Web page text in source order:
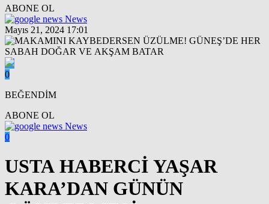
ABONE OL
News
Mayıs 21, 2024 17:01
0
BEĞENDİM
ABONE OL
News
0
USTA HABERCİ YAŞAR
KARA’DAN GÜNÜN